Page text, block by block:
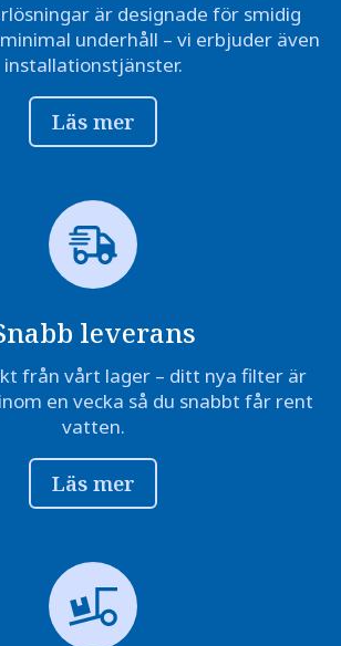
är designade för smidig
underhåll – vi erbjuder även
installationstjänster.
Läs mer
leverans
från vårt lager – ditt nya filter är
en vecka så du snabbt får rent
vatten.
Läs mer